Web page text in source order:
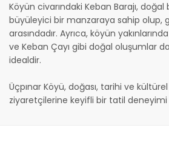
Köyün civarındaki Keban Barajı, doğal
büyüleyici bir manzaraya sahip olup,
arasındadır. Ayrıca, köyün
ve Keban Çayı gibi doğal oluşumlar
idealdir.
Üçpınar Köyü, doğası, tarihi ve
ziyaretçilerine keyifli bir tatil deneyimi